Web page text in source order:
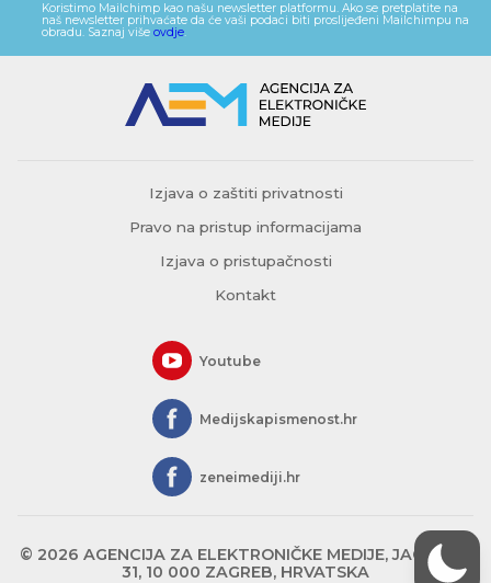
Koristimo Mailchimp kao našu newsletter platformu. Ako se pretplatite na
naš newsletter prihvaćate da će vaši podaci biti proslijeđeni Mailchimpu na
obradu. Saznaj više ovdje.
Izjava o zaštiti privatnosti
Pravo na pristup informacijama
Izjava o pristupačnosti
Kontakt
Youtube
Medijskapismenost.hr
zeneimediji.hr
© 2026 AGENCIJA ZA ELEKTRONIČKE MEDIJE, JAGIĆEVA
31, 10 000 ZAGREB, HRVATSKA